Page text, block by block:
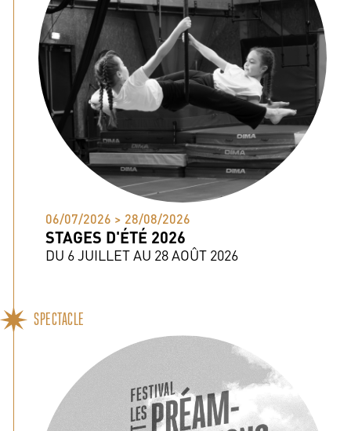
06/07/2026 > 28/08/2026
STAGES D'ÉTÉ 2026
DU 6 JUILLET AU 28 AOÛT 2026
SPECTACLE